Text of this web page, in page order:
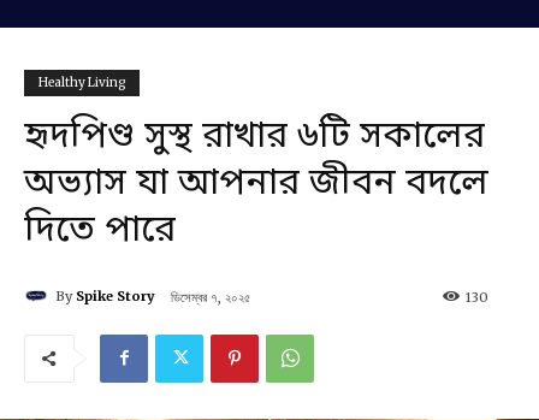
Healthy Living
হৃদপিণ্ড সুস্থ রাখার ৬টি সকালের
অভ্যাস যা আপনার জীবন বদলে
দিতে পারে
By Spike Story ডিসেম্বর ৭, ২০২৫ 130